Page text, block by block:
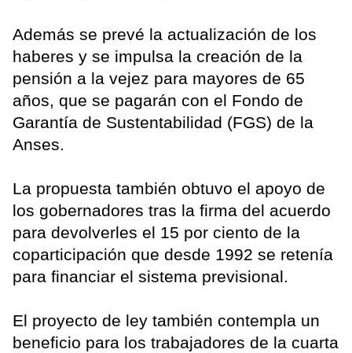
Además se prevé la actualización de los
haberes y se impulsa la creación de la
pensión a la vejez para mayores de 65
años, que se pagarán con el Fondo de
Garantía de Sustentabilidad (FGS) de la
Anses.
La propuesta también obtuvo el apoyo de
los gobernadores tras la firma del acuerdo
para devolverles el 15 por ciento de la
coparticipación que desde 1992 se retenía
para financiar el sistema previsional.
El proyecto de ley también contempla un
beneficio para los trabajadores de la cuarta